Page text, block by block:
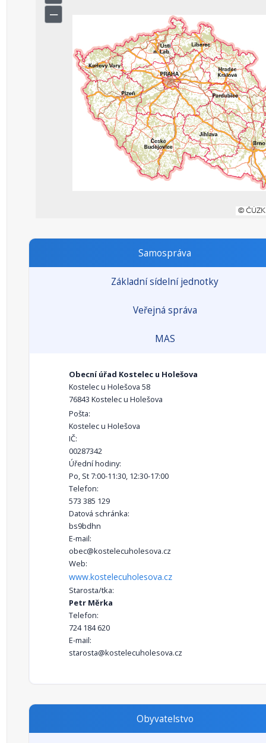
Samospráva
Základní sídelní jednotky
Veřejná správa
MAS
Obecní úřad Kostelec u Holešova
Kostelec u Holešova 58
76843 Kostelec u Holešova
Pošta:
Kostelec u Holešova
IČ:
00287342
Úřední hodiny:
Po, St 7:00-11:30, 12:30-17:00
Telefon:
573 385 129
Datová schránka:
bs9bdhn
E-mail:
obec@kostelecuholesova.cz
Web:
www.kostelecuholesova.cz
Starosta/tka:
Petr Měrka
Telefon:
724 184 620
E-mail:
starosta@kostelecuholesova.cz
Obyvatelstvo